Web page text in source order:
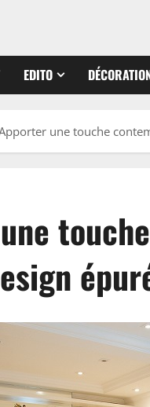
EDITO
une touche